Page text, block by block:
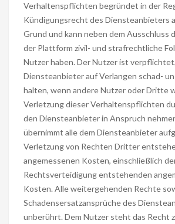
Verhaltenspflichten begründet in der
Kündigungsrecht des Diensteanbieters
Grund und kann neben dem Ausschluss
der Plattform zivil- und strafrechtliche
Nutzer haben. Der Nutzer ist
Diensteanbieter auf Verlangen schad-
halten, wenn andere Nutzer oder Dritte
Verletzung dieser Verhaltenspflichten
den Diensteanbieter in Anspruch
übernimmt alle dem Diensteanbieter
Verletzung von Rechten Dritter
angemessenen Kosten, einschließlich
Rechtsverteidigung entstehenden
Kosten. Alle weitergehenden Rechte
Schadensersatzansprüche des
unberührt. Dem Nutzer steht das Recht